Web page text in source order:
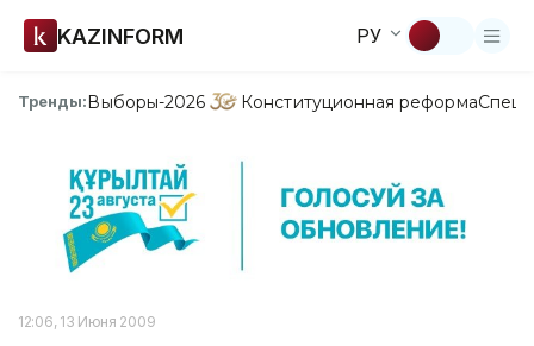
KAZINFORM РУ
Тренды:Выборы-2026 Конституционная реформа
12:06, 13 Июня 2009